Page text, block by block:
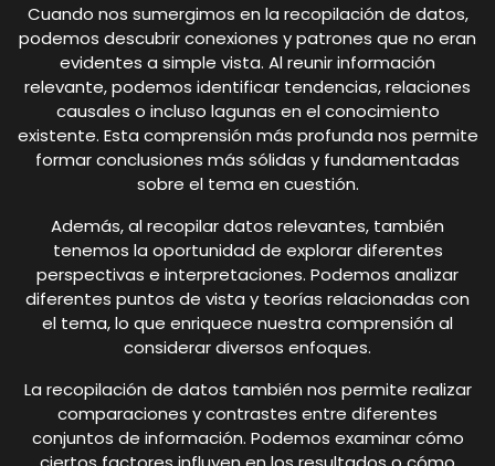
Cuando nos sumergimos en la recopilación de datos,
podemos descubrir conexiones y patrones que no eran
evidentes a simple vista. Al reunir información
relevante, podemos identificar tendencias, relaciones
causales o incluso lagunas en el conocimiento
existente. Esta comprensión más profunda nos permite
formar conclusiones más sólidas y fundamentadas
sobre el tema en cuestión.
Además, al recopilar datos relevantes, también
tenemos la oportunidad de explorar diferentes
perspectivas e interpretaciones. Podemos analizar
diferentes puntos de vista y teorías relacionadas con
el tema, lo que enriquece nuestra comprensión al
considerar diversos enfoques.
La recopilación de datos también nos permite realizar
comparaciones y contrastes entre diferentes
conjuntos de información. Podemos examinar cómo